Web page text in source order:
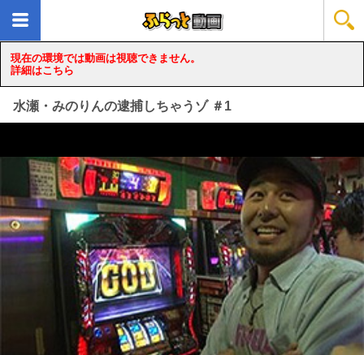
現在の環境では動画は視聴できません。
詳細はこちら
水瀬・みのりんの逮捕しちゃうゾ ＃1
loading...